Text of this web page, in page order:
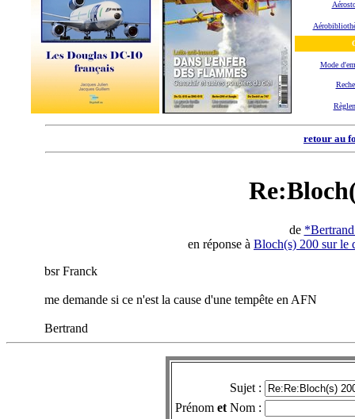
Mode
retour au
de
en réponse à Bloch(s) 200 sur le
bsr Franck
me demande si ce n'est la cause d'une tempête en AFN
Bertrand
Sujet :
Prénom et Nom :